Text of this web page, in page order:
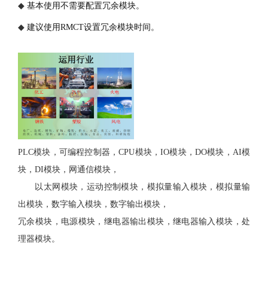
◆ 基本使用不需要配置冗余模块。
◆ 建议使用RMCT设置冗余模块时间。
PLC模块，可编程控制器，CPU模块，IO模块，DO模块，AI模
块，DI模块，网通信模块，
以太网模块，运动控制模块，模拟量输入模块，模拟量输
出模块，数字输入模块，数字输出模块，
冗余模块，电源模块，继电器输出模块，继电器输入模块，处
理器模块。